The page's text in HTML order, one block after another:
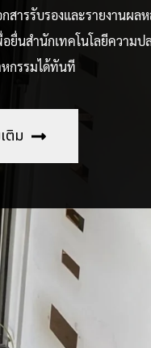
สารรับรองและรายงานผลห
ยื่นสำนักเทคโนโลยีความป
หกรรมได้ทันที
ติม